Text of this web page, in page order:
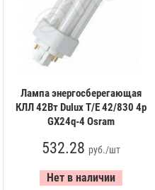
Лампа энергосберегающая
КЛЛ 42Вт Dulux T/Е 42/830 4p
GX24q-4 Osram
532.28 руб./шт
Нет в наличии